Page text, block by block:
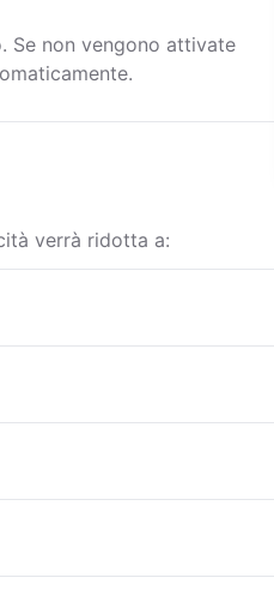
Se non vengono attivate
verrà ridotta a: